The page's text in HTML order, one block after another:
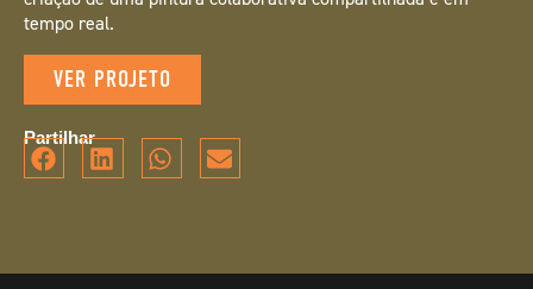
tempo real.
VER PROJETO
Partilhar